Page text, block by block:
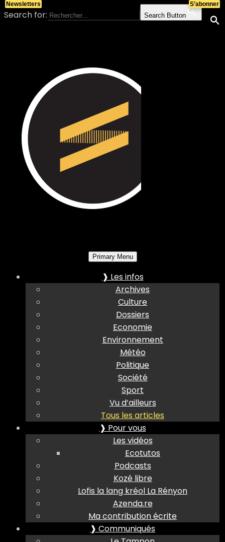
Search for: Search Button
Primary Menu
❱ Les infos
Archives
Culture
Dossiers
Economie
Environnement
Météo
Politique
Société
Sport
Vu d’ailleurs
Tous les articles
❱ Pour vous
Les vidéos
Ecotutos
Podcasts
Kozé libre
Lofis la lang kréol La Rényon
Azenda.re
Ma contribution écrite
❱ Communiqués
S’abonner
Newsletters